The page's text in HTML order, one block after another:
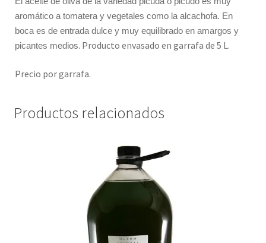
aromático a tomatera y vegetales como la alcachofa. En
boca es de entrada dulce y muy equilibrado en amargos y
picantes medios. Producto envasado en garrafa de 5 L.
Precio por garrafa.
Productos relacionados